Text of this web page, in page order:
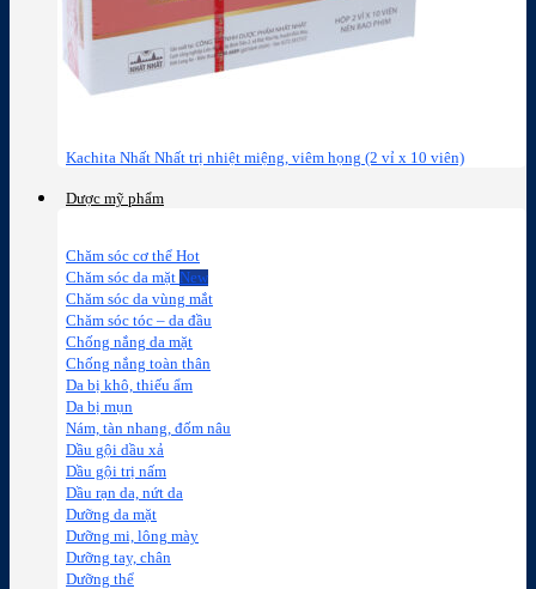
Kachita Nhất Nhất trị nhiệt miệng, viêm họng (2 vỉ x 10 viên)
Dược mỹ phẩm
Chăm sóc cơ thể
Chăm sóc da mặt
Chăm sóc da vùng mắt
Chăm sóc tóc – da đầu
Chống nắng da mặt
Chống nắng toàn thân
Da bị khô, thiếu ẩm
Da bị mụn
Nám, tàn nhang, đốm nâu
Dầu gội dầu xả
Dầu gội trị nấm
Dầu rạn da, nứt da
Dưỡng da mặt
Dưỡng mi, lông mày
Dưỡng tay, chân
Dưỡng thể